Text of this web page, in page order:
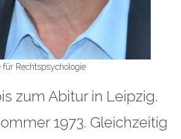
für Rechtspsychologie
zum Abitur in Leipzig.
1973. Gleichzeitig